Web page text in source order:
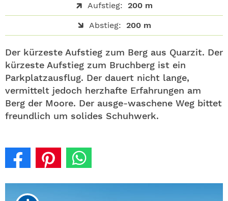
Aufstieg: 200 m
Abstieg: 200 m
Der kürzeste Aufstieg zum Berg aus Quarzit. Der
kürzeste Aufstieg zum Bruchberg ist ein
Parkplatzausflug. Der dauert nicht lange,
vermittelt jedoch herzhafte Erfahrungen am
Berg der Moore. Der ausge-waschene Weg bittet
freundlich um solides Schuhwerk.